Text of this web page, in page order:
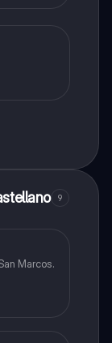
9